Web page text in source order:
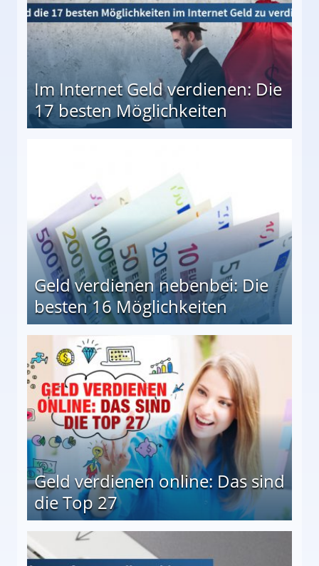
Im Internet Geld verdienen: Die
17 besten Möglichkeiten
Geld verdienen nebenbei: Die
besten 16 Möglichkeiten
Geld verdienen online: Das sind
die Top 27